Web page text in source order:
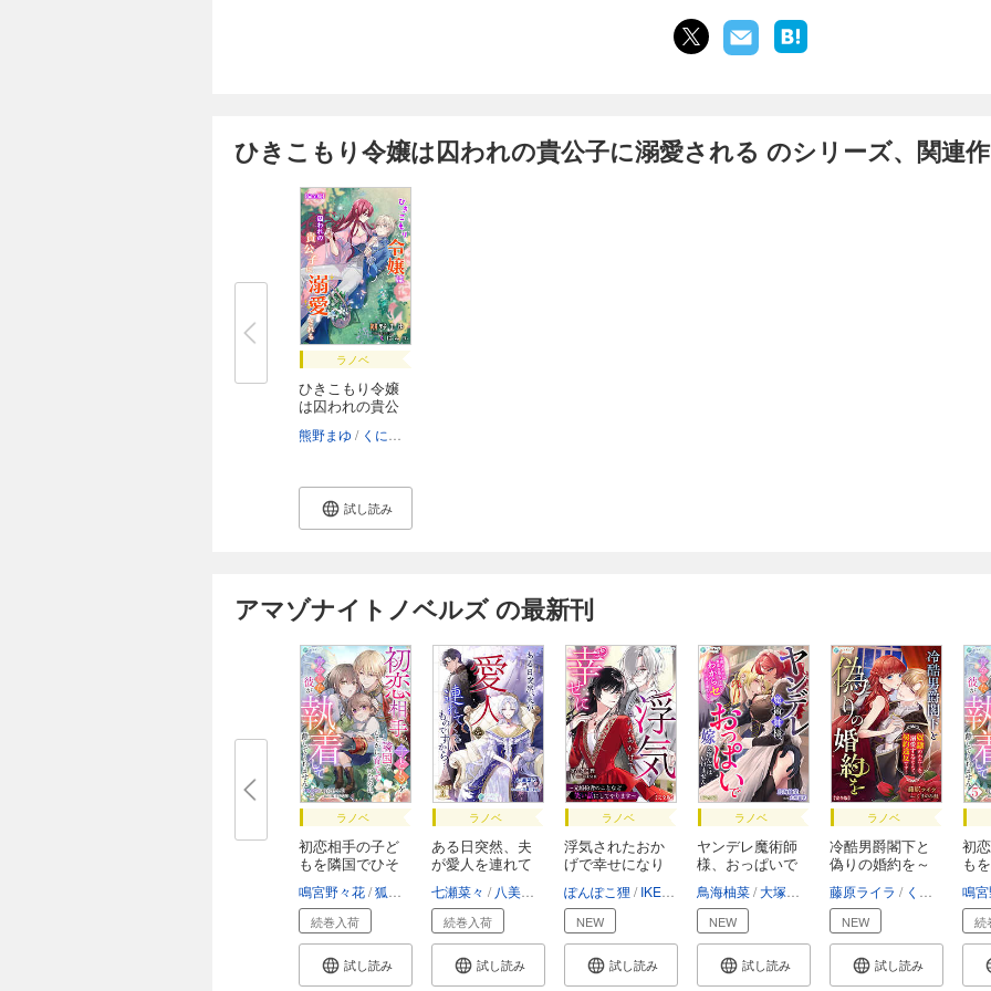
ひきこもり令嬢は囚われの貴公子に溺愛される のシリーズ、関連
ラノベ
ひきこもり令嬢
は囚われの貴公
熊野まゆ くにみつ
試し読み
アマゾナイトノベルズ の最新刊
ラノベ
初恋相手の子ど
もを隣国でひそ
鳴宮野々花 狐日ひなた
続巻入荷
試し読み
ラノベ
ある日突然、夫
が愛人を連れて
七瀬菜々 八美☆わん
続巻入荷
試し読み
ラノベ
浮気されたおか
げで幸せになり
ぽんぽこ狸 IKESHI
NEW
試し読み
ラノベ
ヤンデレ魔術師
様、おっぱいで
鳥海柚菜 大塚麗華
NEW
試し読み
ラノベ
冷酷男爵閣下と
偽りの婚約を～
藤原ライラ くまのみ鮭
NEW
試し読み
初
も
鳴
続